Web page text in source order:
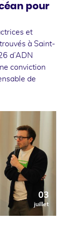
pour
et
à Saint-
d’ADN
conviction
de
03
juillet